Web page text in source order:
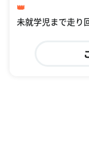
👑
未就学児まで走り